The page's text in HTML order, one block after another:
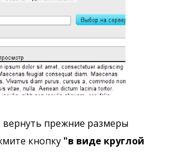
вернуть прежние размеры
кнопку "в виде круглой